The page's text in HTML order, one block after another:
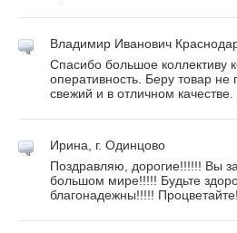
Владимир Иванович
Спасибо большое коллективу
оперативность. Беру товар не
свежий и в отличном
Ирина, г. Одинцово
Поздравляю, дорогие!!!!!! Вы
большом мире!!!!! Будьте
благонадежны!!!!!